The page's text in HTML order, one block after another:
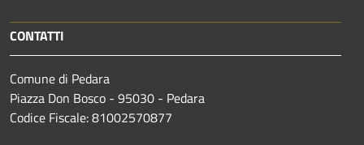
CONTATTI
Comune di Pedara
Piazza Don Bosco - 95030 - Pedara
Codice Fiscale: 81002570877